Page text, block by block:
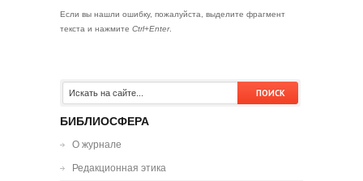
Если вы нашли ошибку, пожалуйста, выделите фрагмент
текста и нажмите Ctrl+Enter.
БИБЛИОСФЕРА
О журнале
Редакционная этика